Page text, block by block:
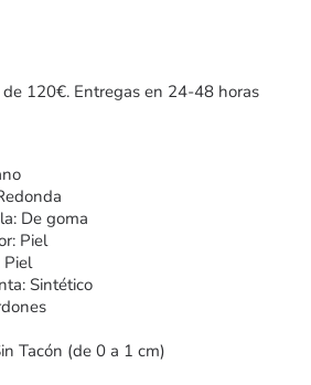
120€. Entregas en 24-48 horas
De goma
Piel
Piel
Sintético
Tacón (de 0 a 1 cm)